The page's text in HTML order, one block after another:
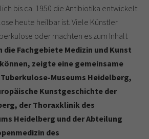
bis ca. 1950 die Antibiotika entwickelt
heute heilbar ist. Viele Künstler
oder machten es zum Inhalt
die Fachgebiete Medizin und Kunst
zeigte eine gemeinsame
Museums Heidelberg,
Kunstgeschichte der
der Thoraxklinik des
Heidelberg und der Abteilung
des